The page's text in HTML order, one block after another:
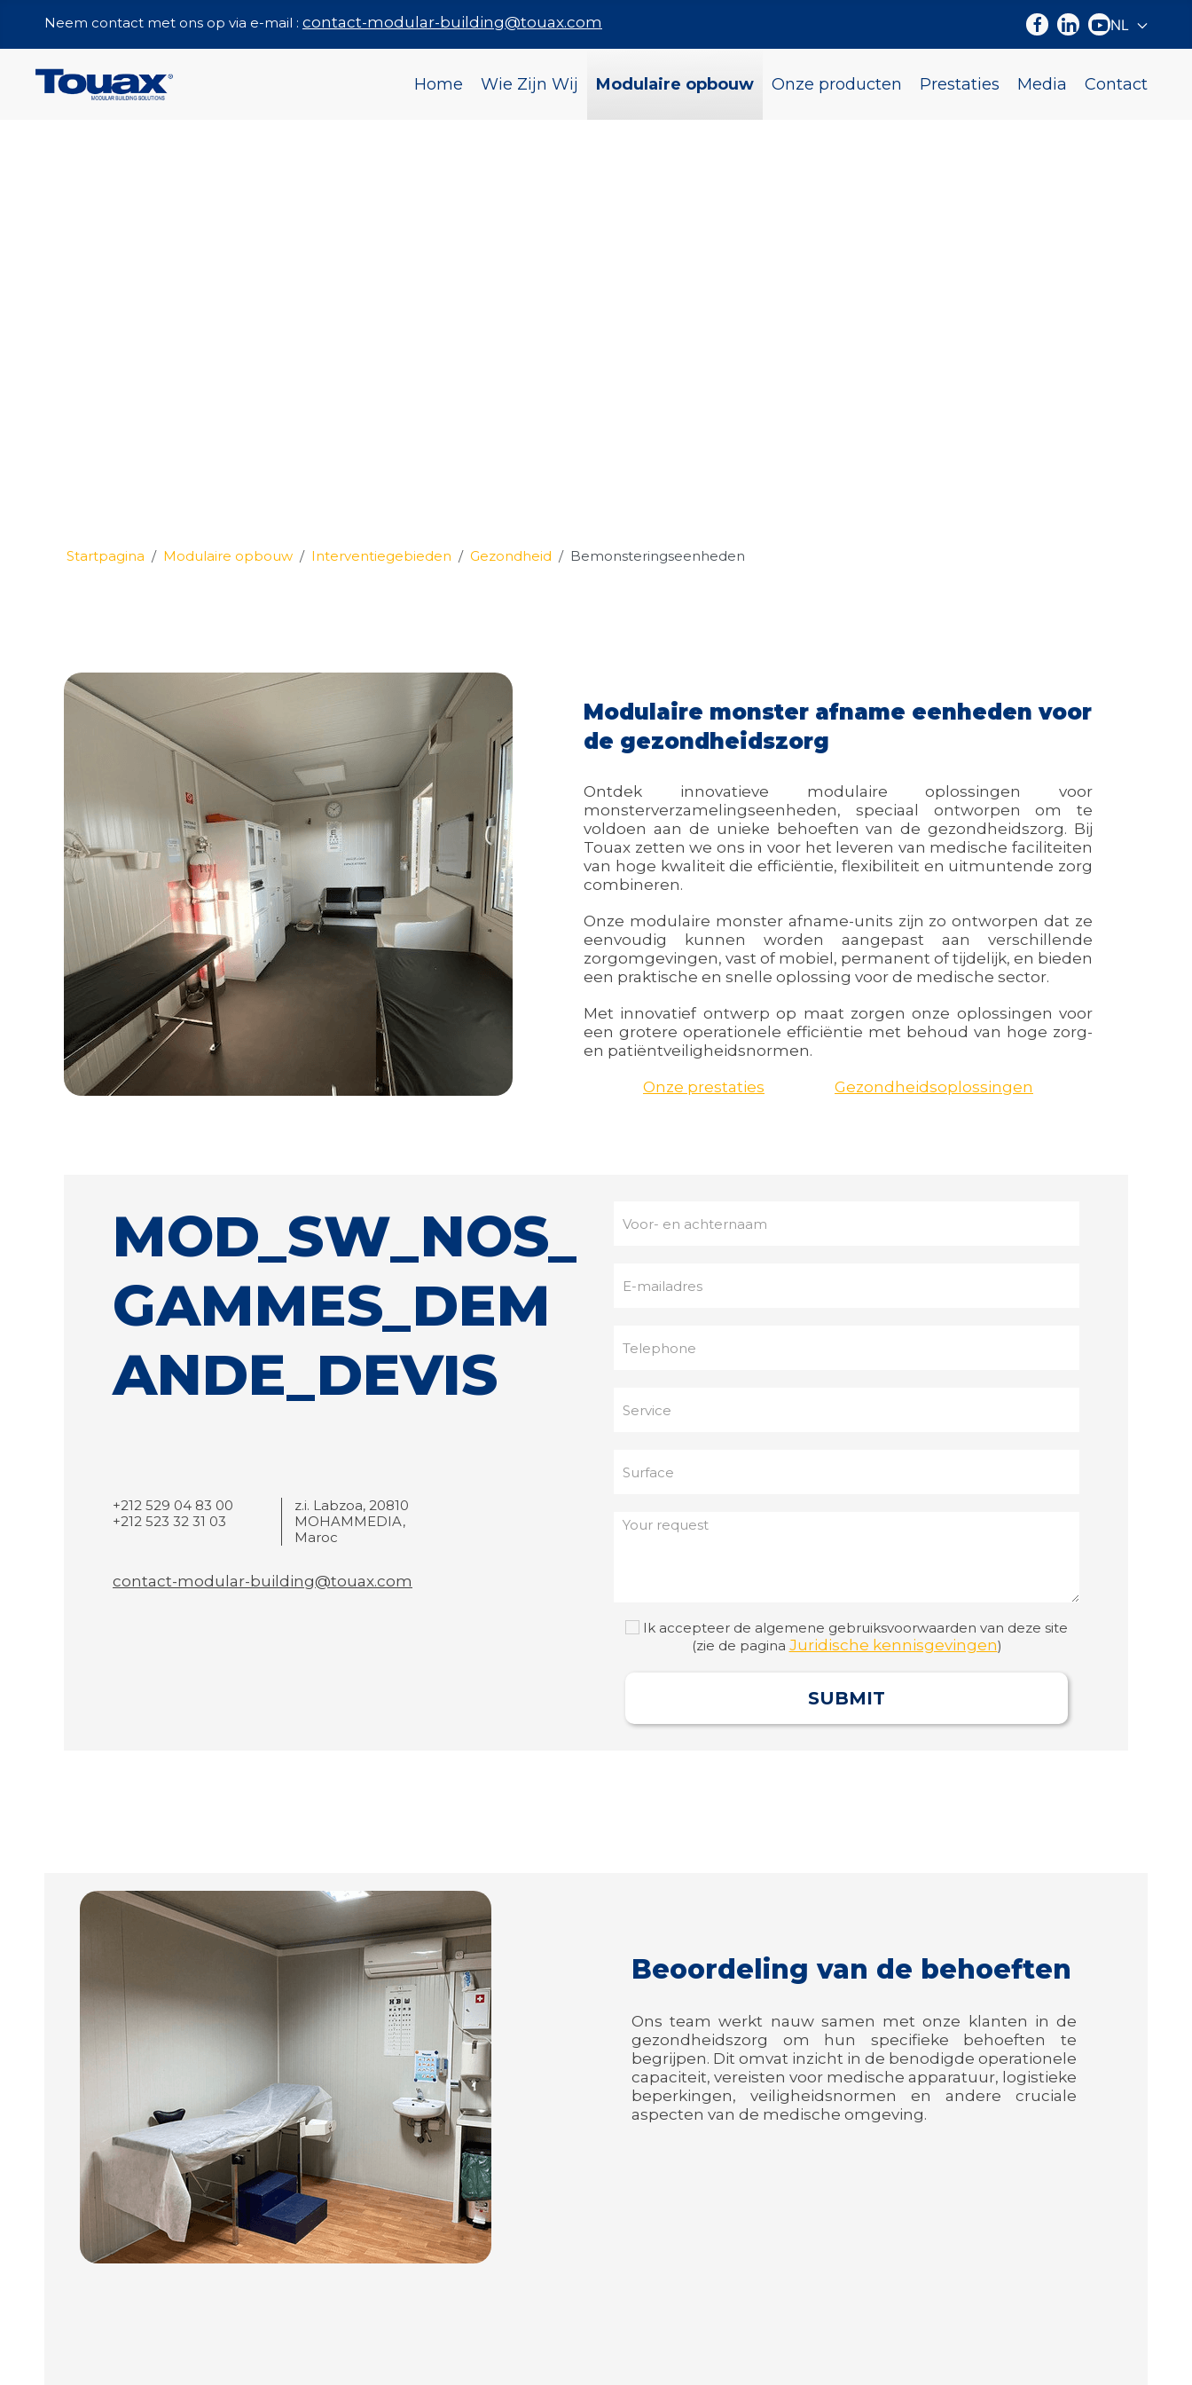
Neem contact met ons op via e-mail : contact-modular-building@touax.com Selecteer
NL
Home Wie Zijn Wij Modulaire opbouw Onze producten Prestaties Media Contact
Startpagina Modulaire opbouw Interventiegebieden Gezondheid Bemonsteringseenheden
Modulaire monster afname eenheden voor
de gezondheidszorg
Ontdek innovatieve modulaire oplossingen voor
monsterverzamelingseenheden, speciaal ontworpen om te
voldoen aan de unieke behoeften van de gezondheidszorg. Bij
Touax zetten we ons in voor het leveren van medische faciliteiten
van hoge kwaliteit die efficiëntie, flexibiliteit en uitmuntende zorg
combineren.
Onze modulaire monster afname-units zijn zo ontworpen dat ze
eenvoudig kunnen worden aangepast aan verschillende
zorgomgevingen, vast of mobiel, permanent of tijdelijk, en bieden
een praktische en snelle oplossing voor de medische sector.
Met innovatief ontwerp op maat zorgen onze oplossingen voor
een grotere operationele efficiëntie met behoud van hoge zorg-
en patiëntveiligheidsnormen.
Onze prestaties Gezondheidsoplossingen
MOD_SW_NOS_
GAMMES_DEM
ANDE_DEVIS
+212 529 04 83 00
+212 523 32 31 03
z.i. Labzoa, 20810
MOHAMMEDIA,
Maroc
contact-modular-building@touax.com
Ik accepteer de algemene gebruiksvoorwaarden van deze site
(zie de pagina Juridische kennisgevingen)
SUBMIT
Beoordeling van de behoeften
Ons team werkt nauw samen met onze klanten in de
gezondheidszorg om hun specifieke behoeften te
begrijpen. Dit omvat inzicht in de benodigde operationele
capaciteit, vereisten voor medische apparatuur, logistieke
beperkingen, veiligheidsnormen en andere cruciale
aspecten van de medische omgeving.